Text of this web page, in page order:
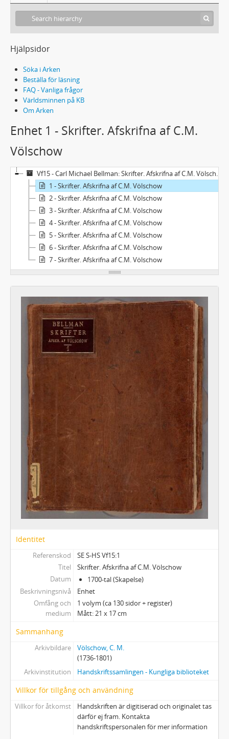
Hjälpsidor
Söka i Arken
Beställa för läsning
FAQ - Vanliga frågor
Världsminnen på KB
Om Arken
Enhet 1 - Skrifter. Afskrifna af C.M.
Völschow
Vf15 - Carl Michael Bellman: Skrifter. Afskrifna af C.M. Völschow
1 - Skrifter. Afskrifna af C.M. Völschow
2 - Skrifter. Afskrifna af C.M. Völschow
3 - Skrifter. Afskrifna af C.M. Völschow
4 - Skrifter. Afskrifna af C.M. Völschow
5 - Skrifter. Afskrifna af C.M. Völschow
6 - Skrifter. Afskrifna af C.M. Völschow
7 - Skrifter. Afskrifna af C.M. Völschow
Identitet
Referenskod
SE S-HS Vf15:1
Titel
Skrifter. Afskrifna af C.M. Völschow
Datum
1700-tal (Skapelse)
Beskrivningsnivå
Enhet
Omfång och
medium
1 volym (ca 130 sidor + register)
Mått: 21 x 17 cm
Sammanhang
Arkivbildare
Völschow, C. M.
(1736-1801)
Arkivinstitution
Handskriftssamlingen - Kungliga biblioteket
Villkor för tillgång och användning
Villkor för åtkomst
Handskriften är digitiserad och originalet tas
därför ej fram. Kontakta
handskriftspersonalen för mer information